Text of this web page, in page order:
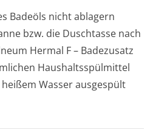
Badeöls nicht ablagern
bzw. die Duschtasse nach
Hermal F – Badezusatz
Haushaltsspülmittel
Wasser ausgespült